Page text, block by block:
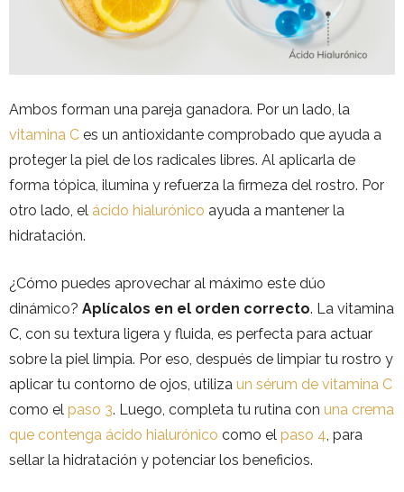
Ambos forman una pareja ganadora. Por un lado, la
vitamina C es un antioxidante comprobado que ayuda a
proteger la piel de los radicales libres. Al aplicarla de
forma tópica, ilumina y refuerza la firmeza del rostro. Por
otro lado, el ácido hialurónico ayuda a mantener la
hidratación.
¿Cómo puedes aprovechar al máximo este dúo
dinámico? Aplícalos en el orden correcto. La vitamina
C, con su textura ligera y fluida, es perfecta para actuar
sobre la piel limpia. Por eso, después de limpiar tu rostro y
aplicar tu contorno de ojos, utiliza un sérum de vitamina C
como el paso 3. Luego, completa tu rutina con una crema
que contenga ácido hialurónico como el paso 4, para
sellar la hidratación y potenciar los beneficios.